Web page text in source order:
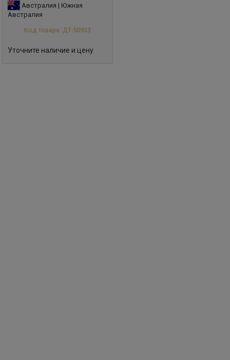
Австралия | Южная
Австралия
Код товара: ДТ-50933
Уточните наличие и цену